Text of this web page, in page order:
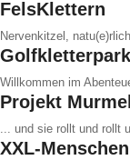
FelsKlettern
Nervenkitzel,
Willkommen im
Projekt
... und sie rollt und rollt
XXL-